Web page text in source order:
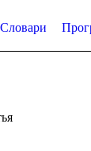
Словари